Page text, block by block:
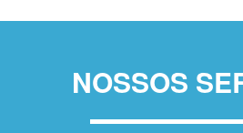
NOSSOS